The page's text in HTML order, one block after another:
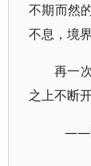
不期而然
不息，境界
再一
之上不断
——